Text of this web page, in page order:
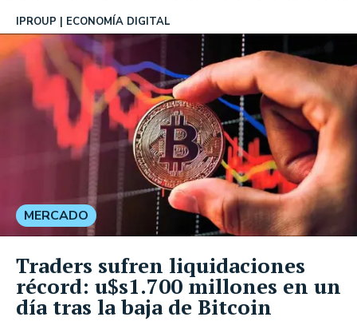
IPROUP ECONOMÍA DIGITAL
MERCADO
Traders sufren liquidaciones
récord: u$s1.700 millones en un
día tras la baja de Bitcoin